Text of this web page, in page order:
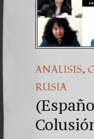
ANÁLISIS,
RUSIA